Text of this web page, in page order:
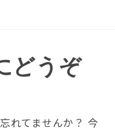
どうぞ
れてませんか？ 今